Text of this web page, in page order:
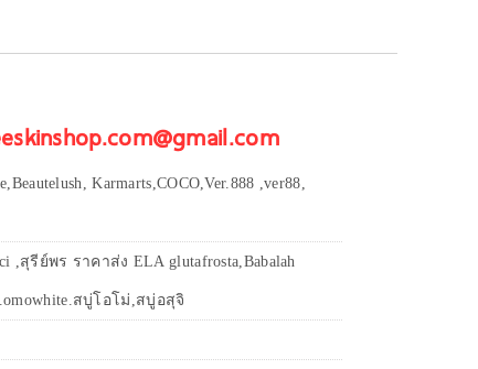
Karmarts,COCO,Ver.888 ,ver88,
,สุรีย์พร ราคาส่ง ELA glutafrosta,Babalah
.omowhite.สบู่โอโม่,สบู่อสุจิ